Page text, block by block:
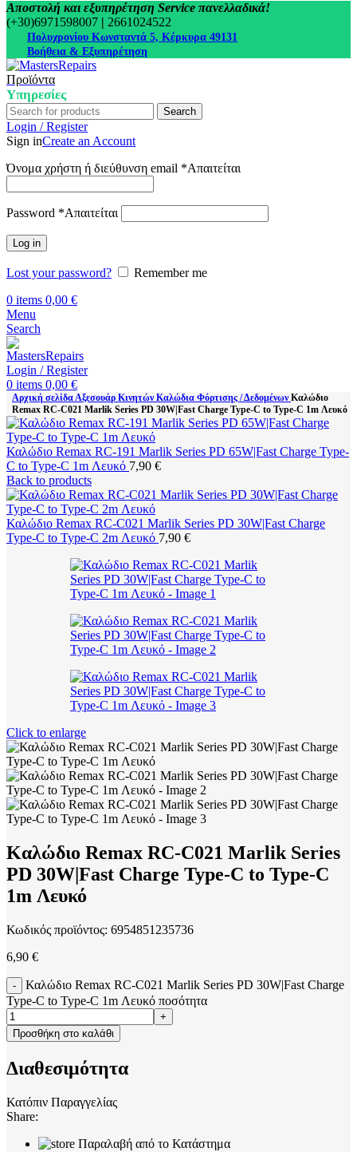
Αποστολή και εξυπηρέτηση Service πανελλαδικά!
(+30)6971598007 | 2661024522
Πολυχρονίου Κωνσταντά 5, Κέρκυρα 49131
Βοήθεια & Εξυπηρέτηση
Προϊόντα
Υπηρεσίες
Search
Login / Register
Sign inCreate an Account
Όνομα χρήστη ή διεύθυνση email *Απαιτείται
Password *Απαιτείται
Log in
Lost your password?
Remember me
0 items 0,00 €
Menu
Search
Login / Register
0 items 0,00 €
Αρχική σελίδαΑξεσουάρ ΚινητώνΚαλώδια Φόρτισης / ΔεδομένωνΚαλώδιο
Remax RC-C021 Marlik Series PD 30W|Fast Charge Type-C to Type-C 1m Λευκό
Καλώδιο Remax RC-191 Marlik Series PD 65W|Fast Charge Type-
C to Type-C 1m Λευκό 7,90 €
Back to products
Καλώδιο Remax RC-C021 Marlik Series PD 30W|Fast Charge
Type-C to Type-C 2m Λευκό 7,90 €
Click to enlarge
Καλώδιο Remax RC-C021 Marlik Series
PD 30W|Fast Charge Type-C to Type-C
1m Λευκό
Κωδικός προϊόντος: 6954851235736
6,90 €
Καλώδιο Remax RC-C021 Marlik Series PD 30W|Fast Charge
Type-C to Type-C 1m Λευκό ποσότητα
Προσθήκη στο καλάθι
Διαθεσιμότητα
Κατόπιν Παραγγελίας
Share:
Παραλαβή από το Κατάστημα